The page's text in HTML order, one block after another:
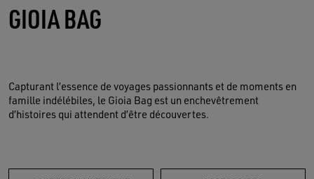
GIOIA BAG
Capturant l’essence de voyages passionnants et de moments en
famille indélébiles, le Gioia Bag est un enchevêtrement
d’histoires qui attendent d’être découvertes.